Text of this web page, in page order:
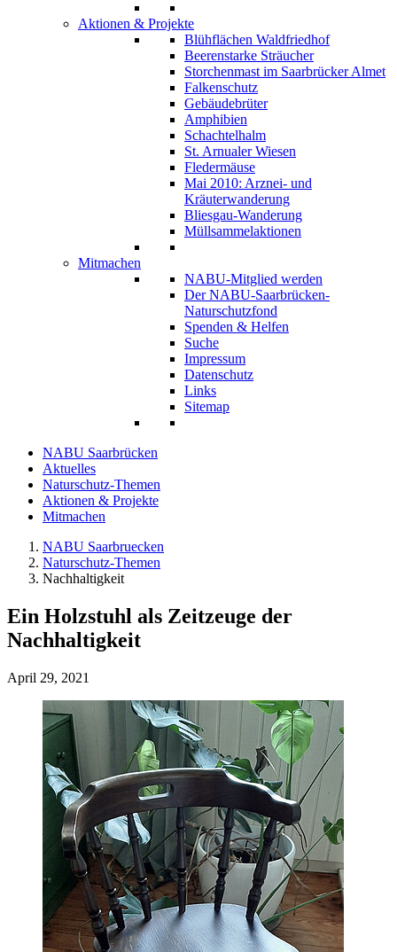
Aktionen & Projekte
Blühflächen Waldfriedhof
Beerenstarke Sträucher
Storchenmast im Saarbrücker Almet
Falkenschutz
Gebäudebrüter
Amphibien
Schachtelhalm
St. Arnualer Wiesen
Fledermäuse
Mai 2010: Arznei- und
Kräuterwanderung
Bliesgau-Wanderung
Müllsammelaktionen
Mitmachen
NABU-Mitglied werden
Der NABU-Saarbrücken-
Naturschutzfond
Spenden & Helfen
Suche
Impressum
Datenschutz
Links
Sitemap
NABU Saarbrücken
Aktuelles
Naturschutz-Themen
Aktionen & Projekte
Mitmachen
NABU Saarbruecken
Naturschutz-Themen
Nachhaltigkeit
Ein Holzstuhl als Zeitzeuge der
Nachhaltigkeit
April 29, 2021